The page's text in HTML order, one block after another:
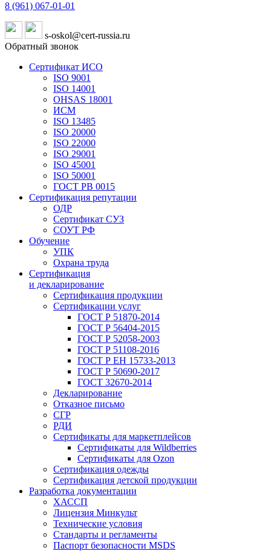
8 (961) 067-01-01
s-oskol@cert-russia.ru
Обратный звонок
Сертификат ИСО
ISO 9001
ISO 14001
OHSAS 18001
ИСМ
ISO 13485
ISO 20000
ISO 22000
ISO 29001
ISO 45001
ISO 50001
ГОСТ РВ 0015
Сертификация репутации
ОДР
Сертификат СУЗ
СОУТ РФ
Обучение
УПК
Охрана труда
Сертификация
и декларирование
Сертификация продукции
Сертификации услуг
ГОСТ Р 51870-2014
ГОСТ Р 56404-2015
ГОСТ Р 52058-2003
ГОСТ Р 51108-2016
ГОСТ Р ЕН 15733-2013
ГОСТ Р 50690-2017
ГОСТ 32670-2014
Декларирование
Отказное письмо
СГР
РДИ
Сертификаты для маркетплейсов
Сертификаты для Wildberries
Сертификаты для Ozon
Сертификация одежды
Сертификация детской продукции
Разработка документации
ХАССП
Лицензия Минкульт
Технические условия
Стандарты и регламенты
Паспорт безопасности MSDS